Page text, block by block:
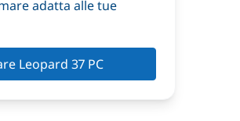
adatta alle tue
Leopard 37 PC